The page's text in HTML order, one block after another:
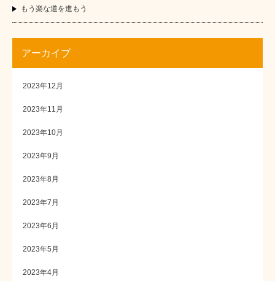
もう楽な道を進もう
アーカイブ
2023年12月
2023年11月
2023年10月
2023年9月
2023年8月
2023年7月
2023年6月
2023年5月
2023年4月